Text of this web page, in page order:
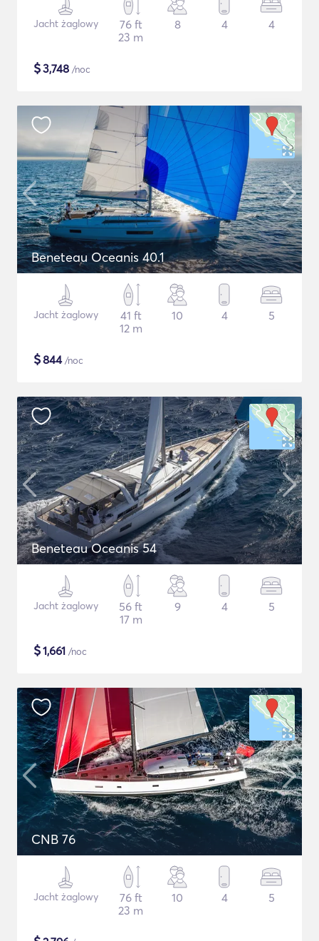
Jacht żaglowy
76 ft
23 m
8 4 4
$3,748 /noc
Beneteau Oceanis 40.1
Jacht żaglowy
41 ft
12 m
10 4 5
$844/noc
Beneteau Oceanis 54
Jacht żaglowy
56 ft
17 m
9 4 5
$1,661 /noc
CNB 76
Jacht żaglowy
76 ft
23 m
10 4 5